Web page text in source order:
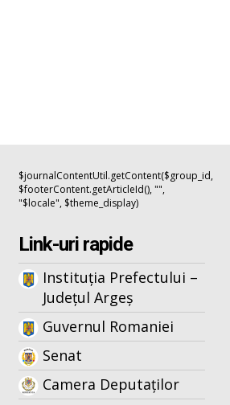
$journalContentUtil.getContent($group_id,
$footerContent.getArticleId(), "",
"$locale", $theme_display)
Link-uri rapide
Instituția Prefectului –
Județul Argeș
Guvernul Romaniei
Senat
Camera Deputaților